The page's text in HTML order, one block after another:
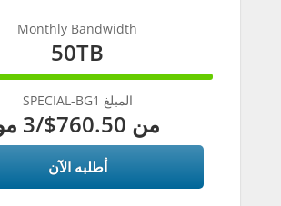
Monthly Bandwidth
50TB
SPECIAL-BG1 المبلغ
من $760.50/3 مو
أطلبه الآن